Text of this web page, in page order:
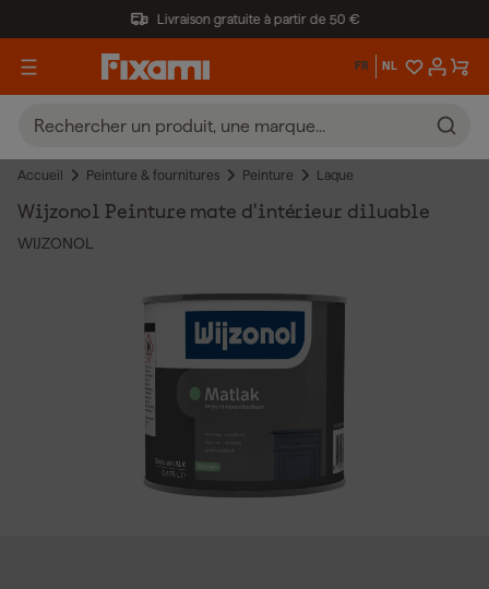
Livraison gratuite à partir de 50 €
FR NL
Accueil Peinture & fournitures Peinture Laque
Wijzonol Peinture mate d'intérieur diluable
WIJZONOL